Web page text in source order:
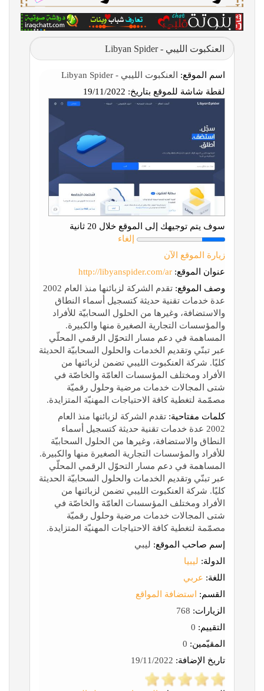
العنكبوت الليبي - Libyan Spider
اسم الموقع: العنكبوت الليبي - Libyan Spider
لقطة شاشة للموقع بتاريخ:
سوف يتم توجيهك إلى الموقع خلال 20 ثانية
إلغاء
زيارة الموقع الآن
عنوان الموقع: http://libyanspider.com/ar
وصف الموقع:
تقدم الشركة لزبائنها منذ العام 2002
عدة خدمات تقنية حديثة كتسجيل أسماء النطاق
والاستضافة، وغيرها من الحلول السحابيّة للأفراد
والمؤسسات التجارية الصغيرة منها والكبيرة.
المساهمة في دعم مسار التحوّل الرقمي المحلّي
عبر تبنّي وتقديم الخدمات والحلول السحابيّة الحديثة
كليًا. شركة العنكبوت الليبي تضمن لزبائنها من
الأفراد ومختلف المؤسسات العامّة والخاصّة في
شتى المجالات خدمات مرضية وحلول رقميّة
مصمّمة لتغطية كافة الاحتياجات المهنيّة المتزايدة.
كلمات مفتاحية: تقدم الشركة لزبائنها منذ العام
2002 عدة خدمات تقنية حديثة كتسجيل أسماء
النطاق والاستضافة، وغيرها من الحلول السحابيّة
للأفراد والمؤسسات التجارية الصغيرة منها والكبيرة.
المساهمة في دعم مسار التحوّل الرقمي المحلّي
عبر تبنّي وتقديم الخدمات والحلول السحابيّة الحديثة
كليًا. شركة العنكبوت الليبي تضمن لزبائنها من
الأفراد ومختلف المؤسسات العامّة والخاصّة في
شتى المجالات خدمات مرضية وحلول رقميّة
مصمّمة لتغطية كافة الاحتياجات المهنيّة المتزايدة.
إسم صاحب الموقع: ليبي
الدولة: ليبيا
اللغة: عربي
القسم:
استضافة المواقع
الزيارات:
التقييم:
المقيّمين:
تاريخ الإضافة: